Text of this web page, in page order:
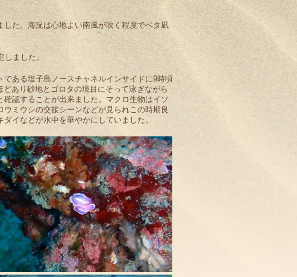
た。海況は心地よい南風が吹く程度でベタ凪
ました。
ある塩子島ノースチャネルインサイドに9時頃
あり砂地とゴロタの境目にそって泳ぎながら
認することが出来ました。マクロ生物はイソ
ミウシの交接シーンなどが見られこの時期良
イなどが水中を華やかにしていました。